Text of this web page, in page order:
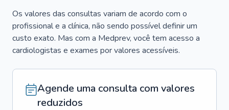
Os valores das consultas variam de acordo com o
profissional e a clínica, não sendo possível definir um
custo exato. Mas com a Medprev, você tem acesso a
cardiologistas e exames por valores acessíveis.
Agende uma consulta com valores
reduzidos